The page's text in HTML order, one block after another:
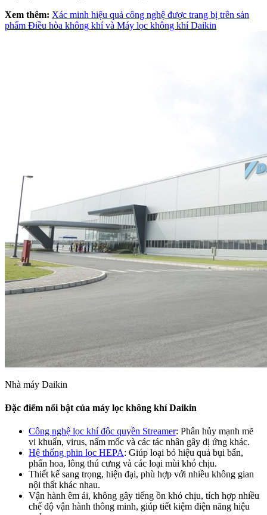
Xem thêm: Xác minh hiệu quả công nghệ được trang bị trên sản
phẩm Điều hòa không khí và Máy lọc không khí Daikin
Nhà máy Daikin
Đặc điểm nổi bật của máy lọc không khí Daikin
Công nghệ lọc khí độc quyền Streamer: Phân hủy mạnh mẽ
vi khuẩn, virus, nấm mốc và các tác nhân gây dị ứng khác.
Hệ thống phin lọc HEPA: Giúp loại bỏ hiệu quả bụi bẩn,
phấn hoa, lông thú cưng và các loại mùi khó chịu.
Thiết kế sang trọng, hiện đại, phù hợp với nhiều không gian
nội thất khác nhau.
Vận hành êm ái, không gây tiếng ồn khó chịu, tích hợp nhiều
chế độ vận hành thông minh, giúp tiết kiệm điện năng hiệu